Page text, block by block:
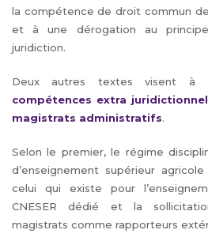
la compétence de droit commun
et à une dérogation au
juridiction.
Deux autres textes visent à
compétences extra
magistrats administratifs.
Selon le premier, le régime
d’enseignement supérieur
celui qui existe pour
CNESER dédié et la
magistrats comme rapporteurs